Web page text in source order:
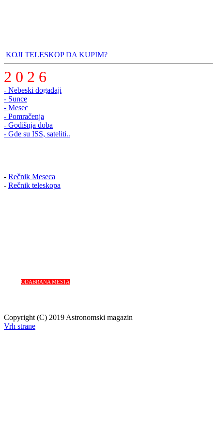
KOJI TELESKOP DA KUPIM?
2 0 2 6
- Nebeski događaji
- Sunce
- Mesec
- Pomračenja
- Godišnja doba
- Gde su ISS, sateliti..
- Rečnik Meseca
- Rečnik teleskopa
ODABRANA MESTA
Copyright (C) 2019 Astronomski magazin
Vrh strane